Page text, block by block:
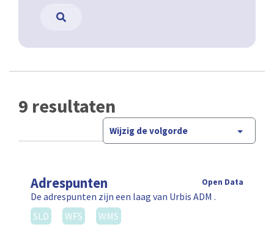
9 resultaten
Wijzig de volgorde
Adrespunten Open Data
De adrespunten zijn een laag van Urbis ADM .
SLD
WFS WMS